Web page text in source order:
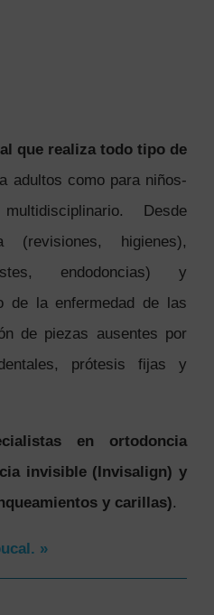
que realiza todo tipo de
adultos como para niños-
Desde
(revisiones, higienes),
endodoncias) y
de la enfermedad de las
de piezas ausentes por
prótesis fijas y
en ortodoncia
invisible (Invisalign) y
y carillas).
»